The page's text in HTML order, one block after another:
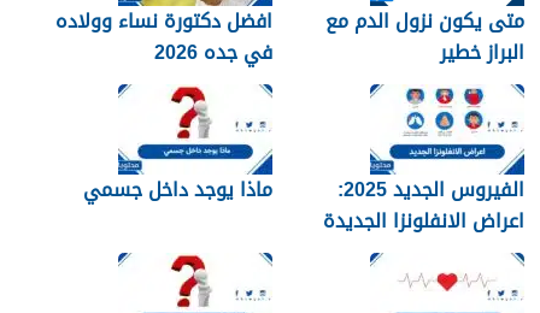
متى يكون نزول الدم مع
البراز خطير
افضل دكتورة نساء وولاده
في جده 2026
الفيروس الجديد 2025:
اعراض الانفلونزا الجديدة
وطرق العلاج
ماذا يوجد داخل جسمي